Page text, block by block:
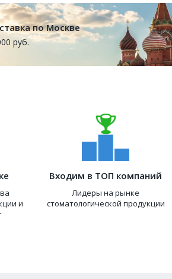
по Москве
руб.
и
Входим в ТОП компаний
Лидеры на рынке
стоматологической продукции